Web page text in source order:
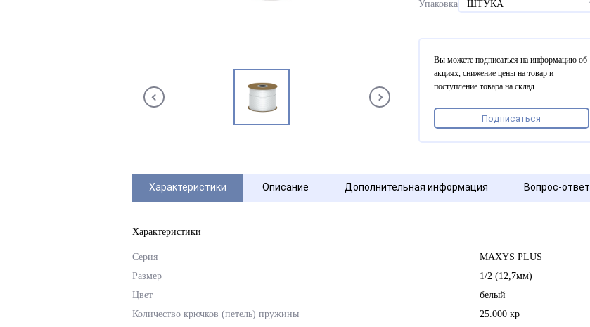
Упаковка ШТУКА
Вы можете подписаться на информацию об
акциях, снижение цены на товар и
поступление товара на склад
Подписаться
Характеристики Описание Дополнительная информация Вопрос-ответ
Характеристики
Серия
MAXYS PLUS
Размер
1/2 (12,7мм)
Цвет
белый
Количество крючков (петель) пружины
25.000 кр